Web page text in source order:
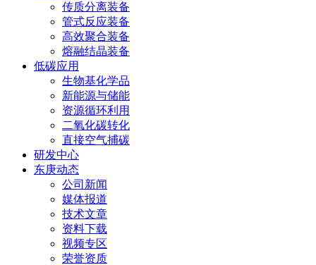
传质分离装备
管式反应装备
高效聚合装备
熔融结晶装备
低碳应用
生物基化学品
新能源与储能
资源循环利用
二氧化碳转化
直接空气捕碳
研发中心
东庚动态
公司新闻
媒体报道
技术文章
资料下载
视频专区
荣誉资质